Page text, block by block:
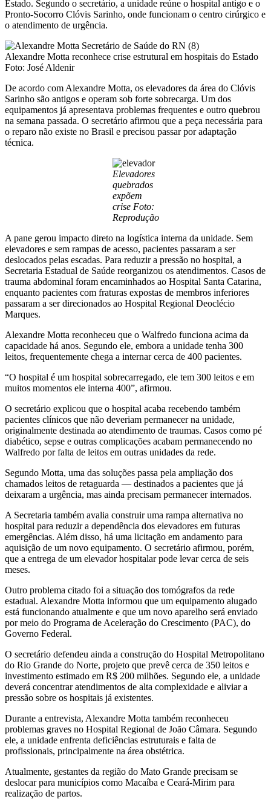
Estado. Segundo o secretário, a unidade reúne o hospital antigo e o
Pronto-Socorro Clóvis Sarinho, onde funcionam o centro cirúrgico e
o atendimento de urgência.
Alexandre Motta reconhece crise estrutural em hospitais do Estado
Foto: José Aldenir
De acordo com Alexandre Motta, os elevadores da área do Clóvis
Sarinho são antigos e operam sob forte sobrecarga. Um dos
equipamentos já apresentava problemas frequentes e outro quebrou
na semana passada. O secretário afirmou que a peça necessária para
o reparo não existe no Brasil e precisou passar por adaptação
técnica.
Elevadores
quebrados
expõem
crise Foto:
Reprodução
A pane gerou impacto direto na logística interna da unidade. Sem
elevadores e sem rampas de acesso, pacientes passaram a ser
deslocados pelas escadas. Para reduzir a pressão no hospital, a
Secretaria Estadual de Saúde reorganizou os atendimentos. Casos de
trauma abdominal foram encaminhados ao Hospital Santa Catarina,
enquanto pacientes com fraturas expostas de membros inferiores
passaram a ser direcionados ao Hospital Regional Deoclécio
Marques.
Alexandre Motta reconheceu que o Walfredo funciona acima da
capacidade há anos. Segundo ele, embora a unidade tenha 300
leitos, frequentemente chega a internar cerca de 400 pacientes.
“O hospital é um hospital sobrecarregado, ele tem 300 leitos e em
muitos momentos ele interna 400”, afirmou.
O secretário explicou que o hospital acaba recebendo também
pacientes clínicos que não deveriam permanecer na unidade,
originalmente destinada ao atendimento de traumas. Casos como pé
diabético, sepse e outras complicações acabam permanecendo no
Walfredo por falta de leitos em outras unidades da rede.
Segundo Motta, uma das soluções passa pela ampliação dos
chamados leitos de retaguarda — destinados a pacientes que já
deixaram a urgência, mas ainda precisam permanecer internados.
A Secretaria também avalia construir uma rampa alternativa no
hospital para reduzir a dependência dos elevadores em futuras
emergências. Além disso, há uma licitação em andamento para
aquisição de um novo equipamento. O secretário afirmou, porém,
que a entrega de um elevador hospitalar pode levar cerca de seis
meses.
Outro problema citado foi a situação dos tomógrafos da rede
estadual. Alexandre Motta informou que um equipamento alugado
está funcionando atualmente e que um novo aparelho será enviado
por meio do Programa de Aceleração do Crescimento (PAC), do
Governo Federal.
O secretário defendeu ainda a construção do Hospital Metropolitano
do Rio Grande do Norte, projeto que prevê cerca de 350 leitos e
investimento estimado em R$ 200 milhões. Segundo ele, a unidade
deverá concentrar atendimentos de alta complexidade e aliviar a
pressão sobre os hospitais já existentes.
Durante a entrevista, Alexandre Motta também reconheceu
problemas graves no Hospital Regional de João Câmara. Segundo
ele, a unidade enfrenta deficiências estruturais e falta de
profissionais, principalmente na área obstétrica.
Atualmente, gestantes da região do Mato Grande precisam se
deslocar para municípios como Macaíba e Ceará-Mirim para
realização de partos.